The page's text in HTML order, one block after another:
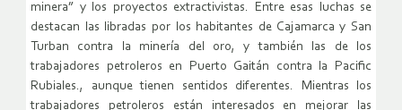
minera” y los proyectos extractivistas. Entre esas luchas se
destacan las libradas por los habitantes de Cajamarca y San
Turban contra la minería del oro, y también las de los
trabajadores petroleros en Puerto Gaitán contra la Pacific
Rubiales., aunque tienen sentidos diferentes. Mientras los
trabajadores petroleros están interesados en mejorar las